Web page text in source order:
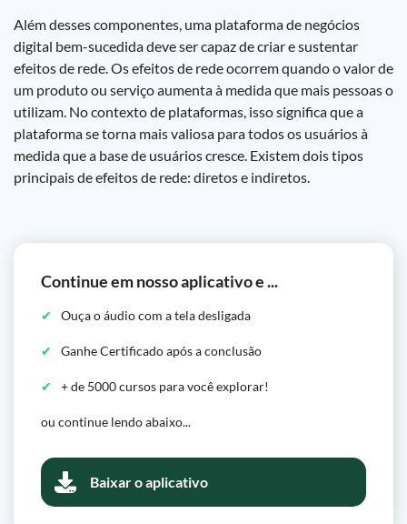
Além desses componentes, uma plataforma de negócios
digital bem-sucedida deve ser capaz de criar e sustentar
efeitos de rede. Os efeitos de rede ocorrem quando o valor de
um produto ou serviço aumenta à medida que mais pessoas o
utilizam. No contexto de plataformas, isso significa que a
plataforma se torna mais valiosa para todos os usuários à
medida que a base de usuários cresce. Existem dois tipos
principais de efeitos de rede: diretos e indiretos.
Continue em nosso aplicativo e ...
Ouça o áudio com a tela desligada
Ganhe Certificado após a conclusão
+ de 5000 cursos para você explorar!
ou continue lendo abaixo...
Baixar o aplicativo